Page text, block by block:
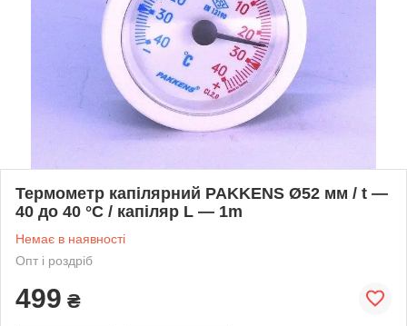
Термометр капілярний PAKKENS Ø52 мм / t —
40 до 40 °C / капіляр L — 1m
Немає в наявності
Опт і роздріб
499 ₴